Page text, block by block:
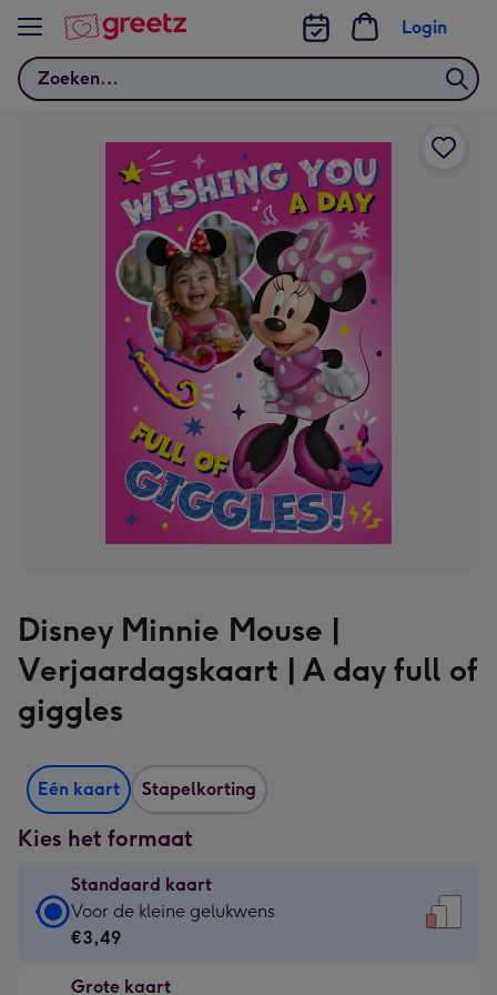
Bekijk meer
Zoeken
Login
Disney Minnie Mouse |
Verjaardagskaart | A day full of
giggles
Eén kaart Stapelkorting
Kies het formaat
Standaard kaart
Standaard
kaart
€3,49
Voor de kleine gelukwens
€3,49
Grote kaart